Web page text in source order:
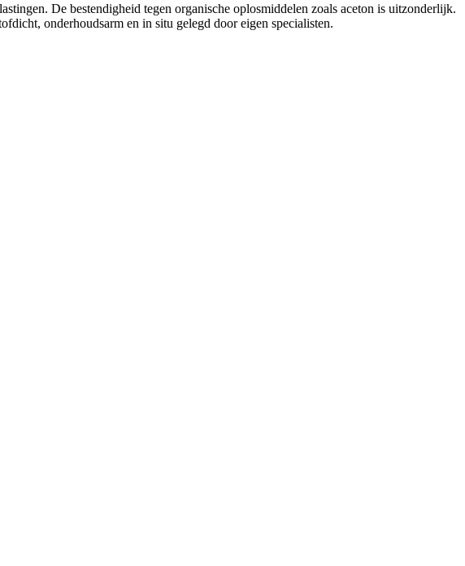
De bestendigheid tegen organische oplosmiddelen zoals aceton is uitzonderlijk.
onderhoudsarm en in situ gelegd door eigen specialisten.